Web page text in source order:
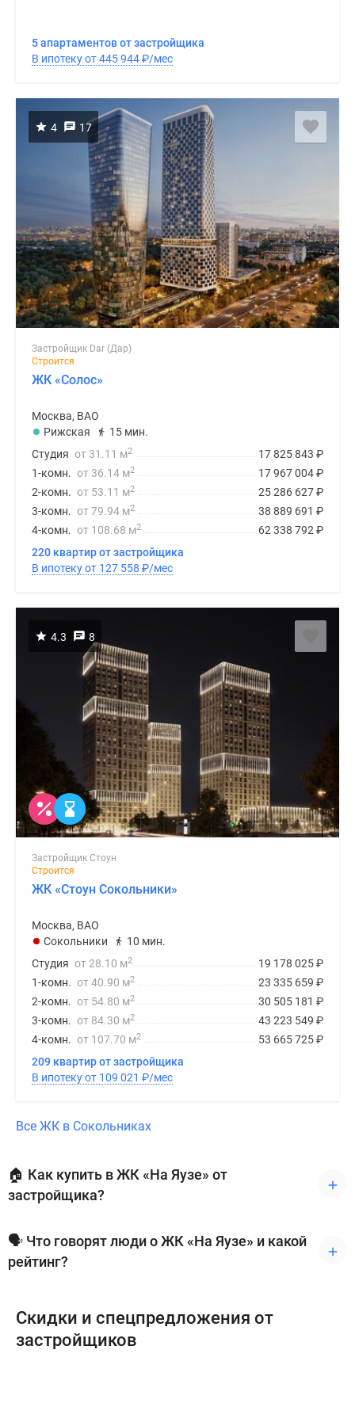
5 апартаментов от застройщика
В ипотеку от 445 944₽/мес
4 17
Застройщик Dar (Дар)
Строится
ЖК «Солос»
Москва, ВАО
Рижская
15 мин.
17 825 843 ₽
Студия от 31.11 м2
17 967 004₽
1-комн. от 36.14 м2
25 286 627₽
2-комн. от 53.11 м2
38 889 691 ₽
3-комн. от 79.94 м2
62 338 792 ₽
4-комн. от 108.68 м2
220 квартир от застройщика
В ипотеку от 127 558 ₽/мес
4.3 8
Застройщик Стоун
Строится
ЖК «Стоун Сокольники»
Москва, ВАО
Сокольники
10 мин.
19 178 025₽
Студия от 28.10 м2
23 335 659 ₽
1-комн. от 40.90 м2
30 505 181 ₽
2-комн. от 54.80 м2
43 223 549 ₽
3-комн. от 84.30 м2
53 665 725₽
4-комн. от 107.70 м2
209 квартир от застройщика
В ипотеку от 109 021 ₽/мес
Все ЖК в Сокольниках
🏠 Как купить в ЖК «На Яузе» от
застройщика?
🗣 Что говорят люди о ЖК «На Яузе» и какой
рейтинг?
Скидки и спецпредложения от
застройщиков